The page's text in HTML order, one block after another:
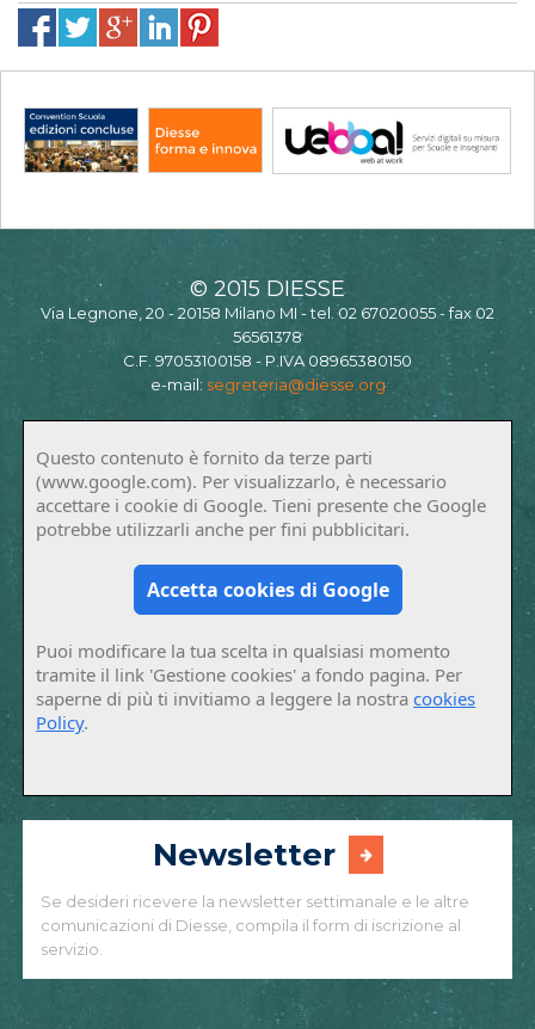
© 2015 DIESSE
Via Legnone, 20 - 20158 Milano MI - tel. 02 67020055 - fax 02
56561378
C.F. 97053100158 - P.IVA 08965380150
e-mail: segreteria@diesse.org
Questo contenuto è fornito da terze parti
(www.google.com). Per visualizzarlo, è necessario
accettare i cookie di Google. Tieni presente che Google
potrebbe utilizzarli anche per fini pubblicitari.
Accetta cookies di Google
Puoi modificare la tua scelta in qualsiasi momento
tramite il link 'Gestione cookies' a fondo pagina. Per
saperne di più ti invitiamo a leggere la nostracookies
Policy.
Newsletter
Se desideri ricevere la newsletter settimanale e le altre
comunicazioni di Diesse, compila il form di iscrizione al
servizio.